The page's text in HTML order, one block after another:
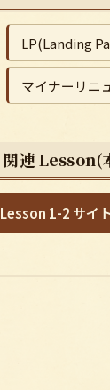
LP(Landing
マイナーリニ
関連 Lesson(
Lesson 1-2 サイ